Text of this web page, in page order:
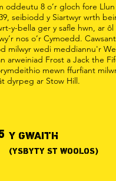
oddeutu 8 o’r gloch fore Llun
seibiodd y Siartwyr wrth
y-bella ger y safle hwn, ar
nos o’r Cymoedd.
milwyr wedi meddiannu'r
arweiniad Frost a Jack the
mewn ffurfiant
dyrpeg ar Stow Hill.
Y GWAITH
(YSBYTY ST WOOLOS)